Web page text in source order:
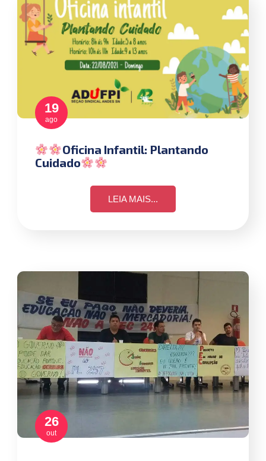
19
ago
Oficina Infantil: Plantando
Cuidado
LEIA MAIS...
26
out